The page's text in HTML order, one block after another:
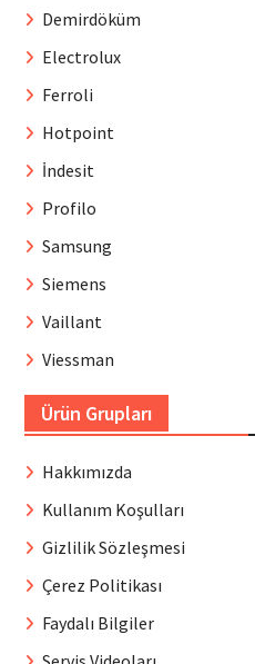
Demirdöküm
Electrolux
Ferroli
Hotpoint
İndesit
Profilo
Samsung
Siemens
Vaillant
Viessman
Ürün Grupları
Hakkımızda
Kullanım Koşulları
Gizlilik Sözleşmesi
Çerez Politikası
Faydalı Bilgiler